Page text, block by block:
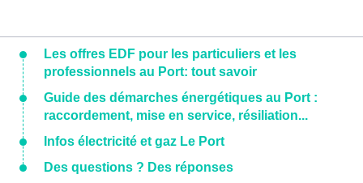
Les offres EDF pour les particuliers et les
professionnels au Port: tout savoir
Guide des démarches énergétiques au Port :
raccordement, mise en service, résiliation...
Infos électricité et gaz Le Port
Des questions ? Des réponses